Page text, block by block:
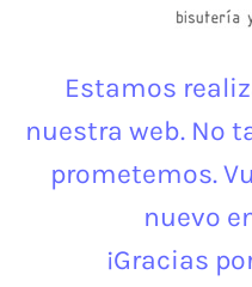
Estamos
nuestra web. No
prometemos.
nuevo
¡Gracias